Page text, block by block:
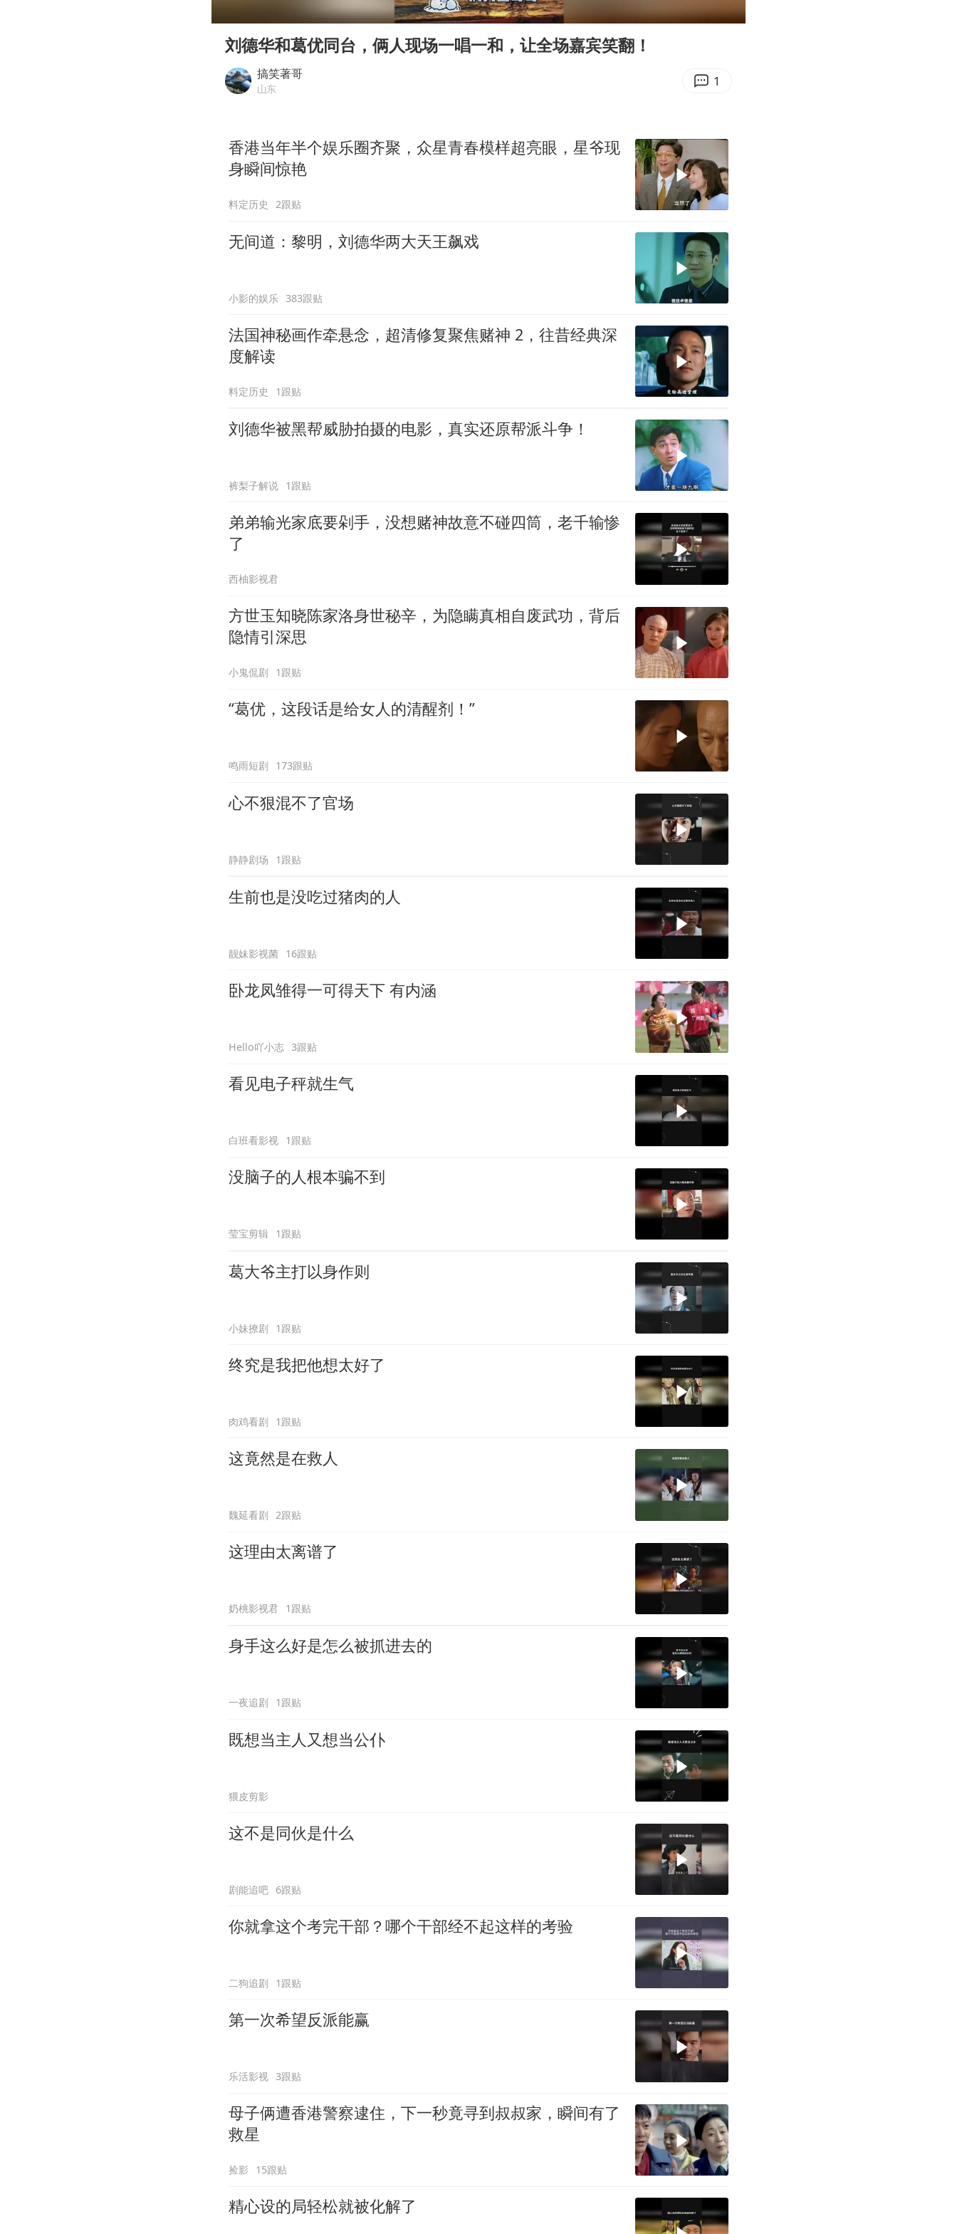
山东财大教授刘海明逝世 终年38岁
银行午休1.5小时 留个窗口行不行
Enter
刘德华和葛优同台，俩人现场一唱一和，让全场嘉宾笑翻！
搞笑著哥
山东 1
香港当年半个娱乐圈齐聚，众星青春模样超亮眼，星爷现
身瞬间惊艳
料定历史 2跟贴
无间道：黎明，刘德华两大天王飙戏
小影的娱乐 383跟贴
法国神秘画作牵悬念，超清修复聚焦赌神 2，往昔经典深
度解读
料定历史 1跟贴
刘德华被黑帮威胁拍摄的电影，真实还原帮派斗争！
裤梨子解说 1跟贴
弟弟输光家底要剁手，没想赌神故意不碰四筒，老千输惨
了
西柚影视君
方世玉知晓陈家洛身世秘辛，为隐瞒真相自废武功，背后
隐情引深思
小鬼侃剧 1跟贴
“葛优，这段话是给女人的清醒剂！”
鸣雨短剧 173跟贴
心不狠混不了官场
静静剧场 1跟贴
生前也是没吃过猪肉的人
靓妹影视菌 16跟贴
卧龙凤雏得一可得天下 有内涵
Hello吖小志 3跟贴
看见电子秤就生气
白班看影视 1跟贴
没脑子的人根本骗不到
莹宝剪辑 1跟贴
葛大爷主打以身作则
小妹撩剧 1跟贴
终究是我把他想太好了
肉鸡看剧 1跟贴
这竟然是在救人
魏延看剧 2跟贴
这理由太离谱了
奶桃影视君 1跟贴
身手这么好是怎么被抓进去的
一夜追剧 1跟贴
既想当主人又想当公仆
猥皮剪影
这不是同伙是什么
剧能追吧 6跟贴
你就拿这个考完干部？哪个干部经不起这样的考验
二狗追剧 1跟贴
第一次希望反派能赢
乐活影视 3跟贴
母子俩遭香港警察逮住，下一秒竟寻到叔叔家，瞬间有了
救星
捡影 15跟贴
精心设的局轻松就被化解了